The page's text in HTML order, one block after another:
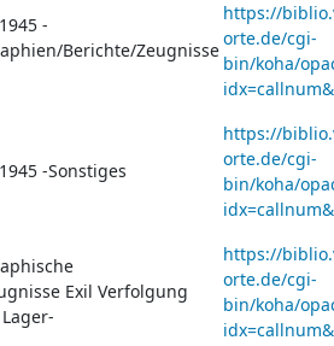
-
Berichte/Zeugnisse
https://
orte.de/cgi-
bin/koha/
-Sonstiges
https://
orte.de/cgi-
bin/koha/
Exil Verfolgung
https://
orte.de/cgi-
bin/koha/